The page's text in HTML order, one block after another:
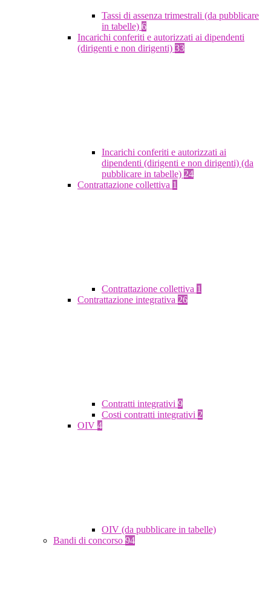
Tassi di assenza trimestrali (da pubblicare
in tabelle) 6
Incarichi conferiti e autorizzati ai dipendenti
(dirigenti e non dirigenti) 33
Incarichi conferiti e autorizzati ai
dipendenti (dirigenti e non dirigenti) (da
pubblicare in tabelle) 24
Contrattazione collettiva 1
Contrattazione collettiva 1
Contrattazione integrativa 26
Contratti integrativi 9
Costi contratti integrativi 2
OIV 4
OIV (da pubblicare in tabelle)
Bandi di concorso 94